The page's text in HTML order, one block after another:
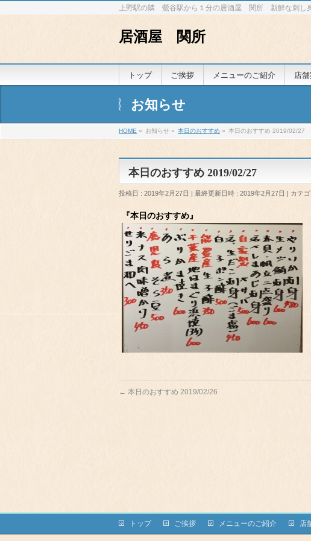
上野駅の隣 鶯谷駅から１分の居酒屋 関所 新鮮な刺し身
居酒屋 関所
トップ ご挨拶 メニューのご紹介 店
お知らせ
HOME » お知らせ » 本日のおすすめ » 本日のおすすめ 2019/02/27
本日のおすすめ 2019/02/27
投稿日 : 2019年2月27日 最終更新日時 : 2019年2月27日 カテ
『本日のおすすめ』
← 本日のおすすめ 2019/02/26
トップ ご挨拶 メニューのご紹介 店